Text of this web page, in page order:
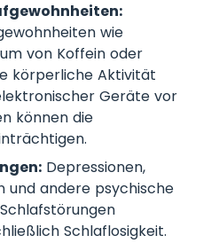
wie
von Koffein oder
körperliche Aktivität
Geräte vor
können die
Depressionen,
und andere psychische
Schlaflosigkeit.